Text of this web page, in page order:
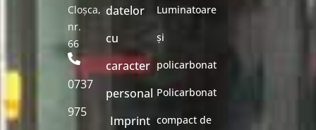
Cloșca,
nr.
66
0737
975
datelor
cu
caracter
personal
Imprint
Luminatoare
și
policarbonat
Policarbonat
compact de